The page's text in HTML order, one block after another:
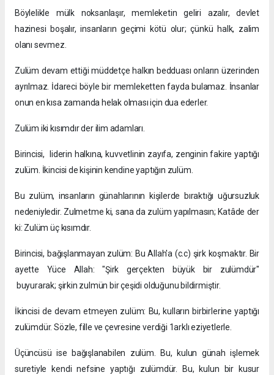
Böylelikle mülk noksanlaşır, memleketin geliri azalır, devlet
hazinesi boşalır, insanların geçimi kötü olur; çünkü halk, zalim
olanı sevmez.
Zulüm devam ettiği müddetçe halkın bedduası onların üzerinden
ayrılmaz. İdareci böyle bir memleketten fayda bulamaz. İnsanlar
onun en kısa zamanda helak olması için dua ederler.
Zulüm iki kısımdır der ilim adamları.
Birincisi, liderin halkına, kuvvetlinin zayıfa, zenginin fakire yaptığı
zulüm. İkincisi de kişinin kendine yaptığın zulüm.
Bu zulüm, insanların günahlarının kişilerde bıraktığı uğursuzluk
nedeniyledir. Zulmetme ki, sana da zulüm yapılmasın; Katâde der
ki: Zulüm üç kısımdır.
Birincisi, bağışlanmayan zulüm: Bu Allah'a (c.c) şirk koşmaktır. Bir
ayette Yüce Allah: "Şirk gerçekten büyük bir zulümdür"
buyurarak; şirkin zulmün bir çeşidi olduğunu bildirmiştir.
İkincisi de devam etmeyen zulüm: Bu, kulların birbirlerine yaptığı
zulümdür. Sözle, fille ve çevresine verdiği 1arklı eziyetlerle.
Üçüncüsü ise bağışlanabilen zulüm. Bu, kulun günah işlemek
suretiyle kendi nefsine yaptığı zulümdür. Bu, kulun bir kusur